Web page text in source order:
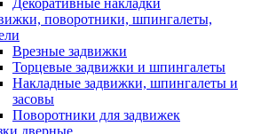
Декоративные накладки
поворотники, шпингалеты,
Врезные задвижки
Торцевые задвижки и шпингалеты
Накладные задвижки, шпингалеты и
засовы
Поворотники для задвижек
дверные